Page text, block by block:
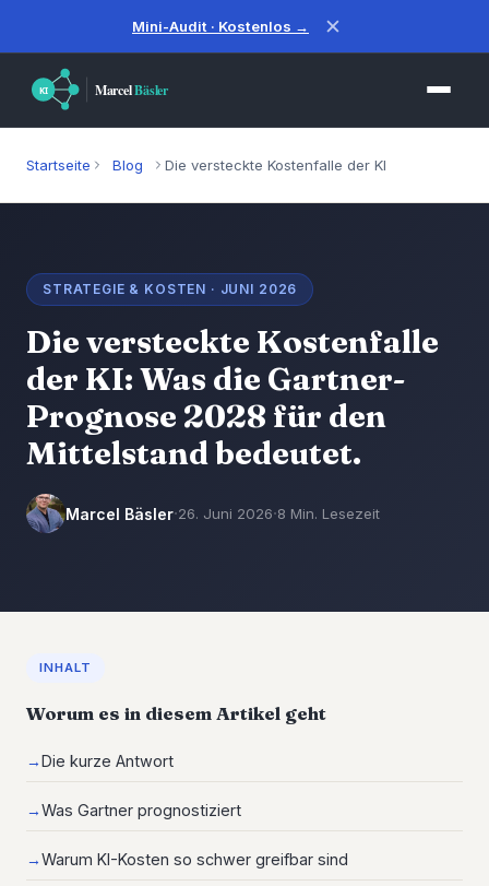
Mini-Audit · Kostenlos → ✕
Startseite Blog Die versteckte Kostenfalle der KI
STRATEGIE & KOSTEN · JUNI 2026
Die versteckte Kostenfalle
der KI: Was die Gartner-
Prognose 2028 für den
Mittelstand bedeutet.
Marcel Bäsler·26. Juni 2026·8 Min. Lesezeit
INHALT
Worum es in diesem Artikel geht
Die kurze Antwort
Was Gartner prognostiziert
Warum KI-Kosten so schwer greifbar sind